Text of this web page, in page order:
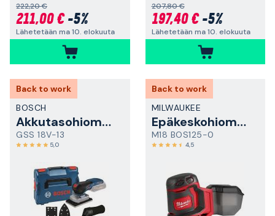
222,20 €
211,00 €-5%
Lähetetään ma 10. elokuuta
207,80 €
197,40 €-5%
Lähetetään ma 10. elokuuta
Back to work
BOSCH
Akkutasohiomakone
GSS 18V-13
5,0
Back to work
MILWAUKEE
Epäkeskohiomakone
M18 BOS125-0
4,5